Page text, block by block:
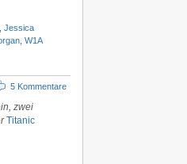
Jessica
W1A
5 Kommentare
zwei
Titanic